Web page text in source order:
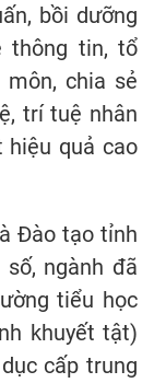
bồi dưỡng
thông tin, tổ
chia sẻ
trí tuệ nhân
quả cao
Đào tạo tỉnh
ngành đã
tiểu học
khuyết tật)
cấp trung